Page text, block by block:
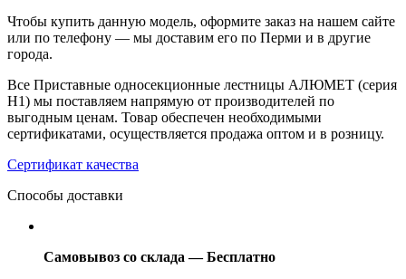
Чтобы купить данную модель, оформите заказ на нашем сайте
или по телефону — мы доставим его по Перми и в другие
города.
Все Приставные односекционные лестницы АЛЮМЕТ (серия
H1) мы поставляем напрямую от производителей по
выгодным ценам. Товар обеспечен необходимыми
сертификатами, осуществляется продажа оптом и в розницу.
Сертификат качества
Способы доставки
Самовывоз со склада — Бесплатно